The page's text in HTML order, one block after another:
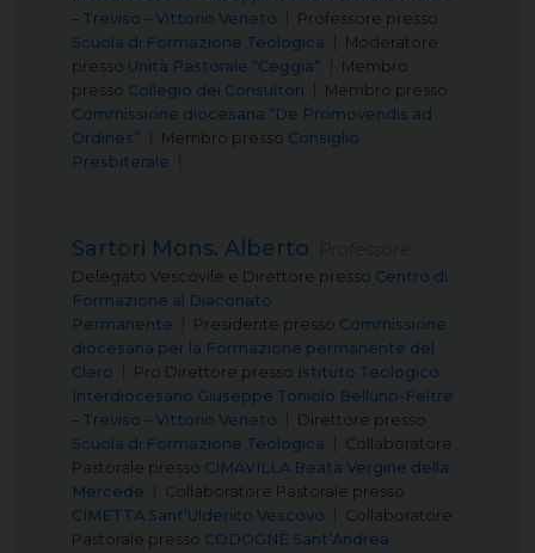
– Treviso – Vittorio Veneto
Professore presso
Scuola di Formazione Teologica
Moderatore
presso Unità Pastorale “Ceggia”
Membro
presso Collegio dei Consultori Membro presso
Commissione diocesana “De Promovendis ad
Ordines”
Membro presso Consiglio
Presbiterale
Sartori Mons. Alberto
Delegato Vescovile e Direttore presso Centro di
Formazione al Diaconato
Permanente
Presidente presso Commissione
diocesana per la Formazione permanente del
Clero
Pro Direttore presso Istituto Teologico
Interdiocesano Giuseppe Toniolo Belluno-Feltre
– Treviso – Vittorio Veneto
Direttore presso
Scuola di Formazione Teologica
Collaboratore
Pastorale presso CIMAVILLA Beata Vergine della
Mercede
Collaboratore Pastorale presso
CIMETTA Sant’Ulderico Vescovo
Collaboratore
Pastorale presso CODOGNÈ Sant’Andrea